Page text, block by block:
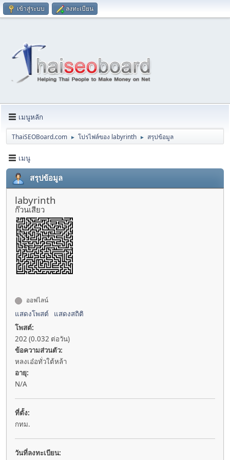
เข้าสู่ระบบ ลงทะเบียน
เมนูหลัก
ThaiSEOBoard.com ► โปรไฟล์ของ labyrinth ► สรุปข้อมูล
เมนู
สรุปข้อมูล
labyrinth
ก๊วนเสียว
ออฟไลน์
แสดงโพสต์
แสดงสถิติ
โพสต์:
202 (0.032 ต่อวัน)
ข้อความส่วนตัว:
หลงเอ๋อทั่วใต้หล้า
อายุ:
N/A
ที่ตั้ง:
กทม.
วันที่ลงทะเบียน: